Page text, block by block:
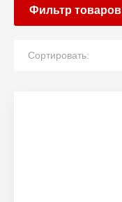
Фильтр товаров
Сортировать: